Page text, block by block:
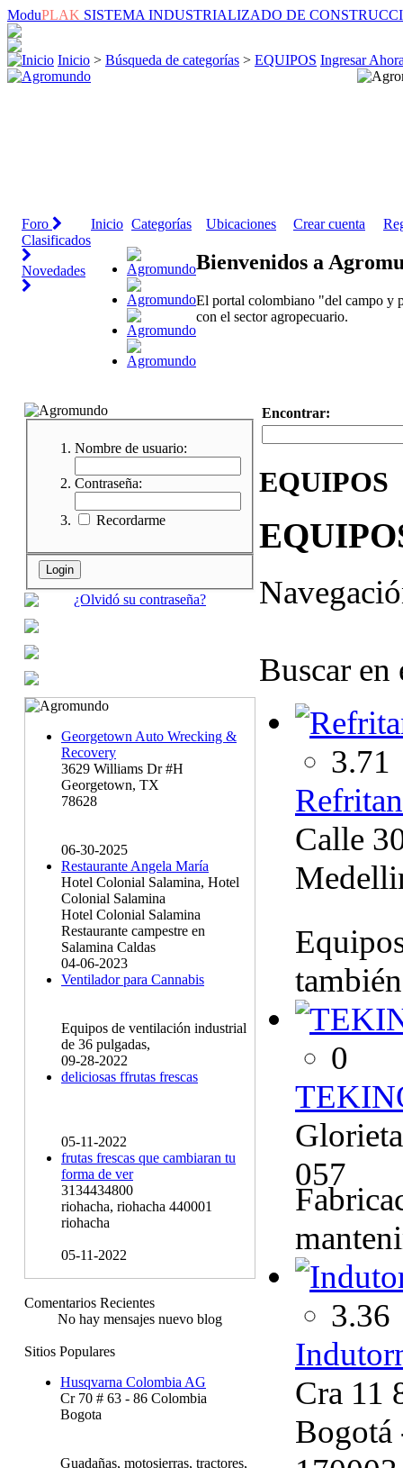
ModuPLAK SISTEMA INDUSTRIALIZADO DE
Inicio > Búsqueda de categorías > EQUIPOS Ingresar
Foro
Clasificados
Novedades
Inicio Categorías Ubicaciones Crear cuenta
Bienvenidos a
El portal colombiano "del campo y
con el sector agropecuario.
Nombre de usuario:
Contraseña:
Recordarme
¿Olvidó su contraseña?
Georgetown Auto Wrecking &
Recovery
3629 Williams Dr #H
Georgetown, TX
78628
06-30-2025
Restaurante Angela María
Hotel Colonial Salamina, Hotel
Colonial Salamina
Hotel Colonial Salamina
Restaurante campestre en
Salamina Caldas
04-06-2023
Ventilador para Cannabis
Equipos de ventilación industrial
de 36 pulgadas,
09-28-2022
deliciosas ffrutas frescas
05-11-2022
frutas frescas que cambiaran tu
forma de ver
3134434800
riohacha, riohacha 440001
riohacha
05-11-2022
Comentarios Recientes
No hay mensajes nuevo blog
Sitios Populares
Husqvarna Colombia AG
Cr 70 # 63 - 86 Colombia
Bogota
Guadañas, motosierras, tractores,
Encontrar:
EQUIPOS
Buscar en
3.71
Calle
0
057
3.36
Cra 11
Bogotá